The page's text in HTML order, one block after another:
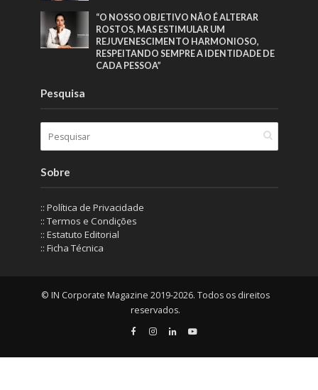
“O NOSSO OBJETIVO NÃO É ALTERAR
ROSTOS, MAS ESTIMULAR UM
REJUVENESCIMENTO HARMONIOSO,
RESPEITANDO SEMPRE A IDENTIDADE DE
CADA PESSOA”
Pesquisa
Sobre
:: Política de Privacidade
:: Termos e Condições
:: Estatuto Editorial
:: Ficha Técnica
© IN Corporate Magazine 2019-2026. Todos os direitos
reservados.